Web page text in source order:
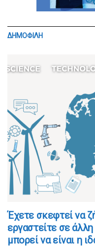
ΔΗΜΟΦΙΛΗ
​​Έχετε σκεφτεί να
εργαστείτε σε
μπορεί να είναι η